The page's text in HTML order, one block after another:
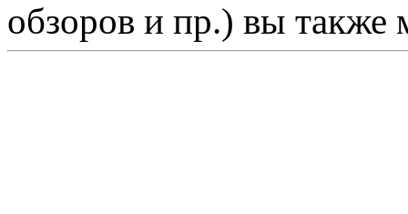
обзоров и пр.) вы также